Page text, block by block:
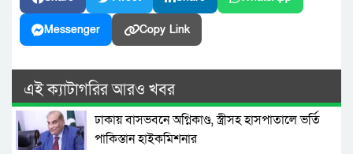
Messenger Copy Link
এই ক্যাটাগরির আরও খবর
ঢাকায় বাসভবনে অগ্নিকাণ্ড, স্ত্রীসহ হাসপাতালে ভর্তি
পাকিস্তান হাইকমিশনার